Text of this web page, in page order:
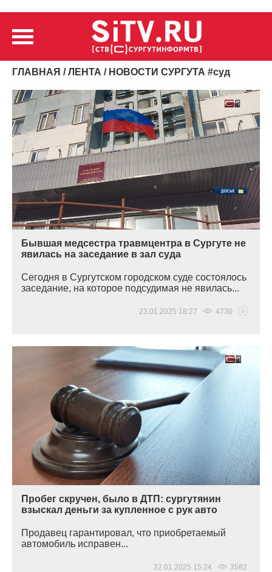
ГЛАВНАЯ /ЛЕНТА / НОВОСТИ СУРГУТА #суд
Бывшая медсестра травмцентра в Сургуте не
явилась на заседание в зал суда
Сегодня в Сургутском городском суде состоялось
заседание, на которое подсудимая не явилась...
23.01.2025 18:27 4730
Пробег скручен, было в ДТП: сургутянин
взыскал деньги за купленное с рук авто
Продавец гарантировал, что приобретаемый
автомобиль исправен...
22.01.2025 15:24 3582